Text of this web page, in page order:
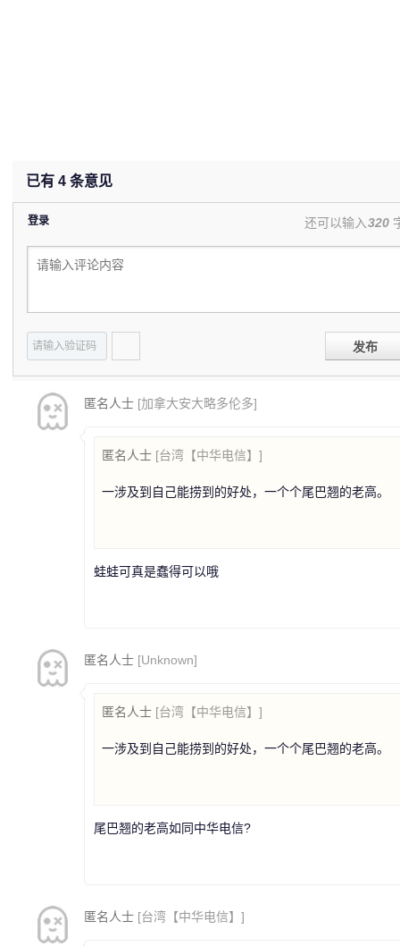
已有 4 条意见
登录 还可以输入320
发布
匿名人士 [加拿大安大略多伦多]
匿名人士 [台湾【中华电信】]
一涉及到自己能捞到的好处，一个个尾巴翘的老高。
蛙蛙可真是蠢得可以哦
匿名人士 [Unknown]
匿名人士 [台湾【中华电信】]
一涉及到自己能捞到的好处，一个个尾巴翘的老高。
尾巴翘的老高如同中华电信?
匿名人士 [台湾【中华电信】]